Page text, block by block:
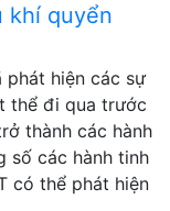
khí quyển
phát hiện các sự
thể đi qua trước
thành các hành
số các hành tinh
có thể phát hiện